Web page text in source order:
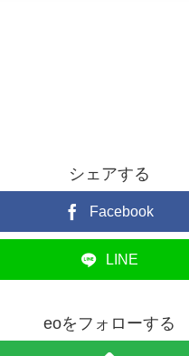
シェアする
Facebook
LINE
eoをフォローする